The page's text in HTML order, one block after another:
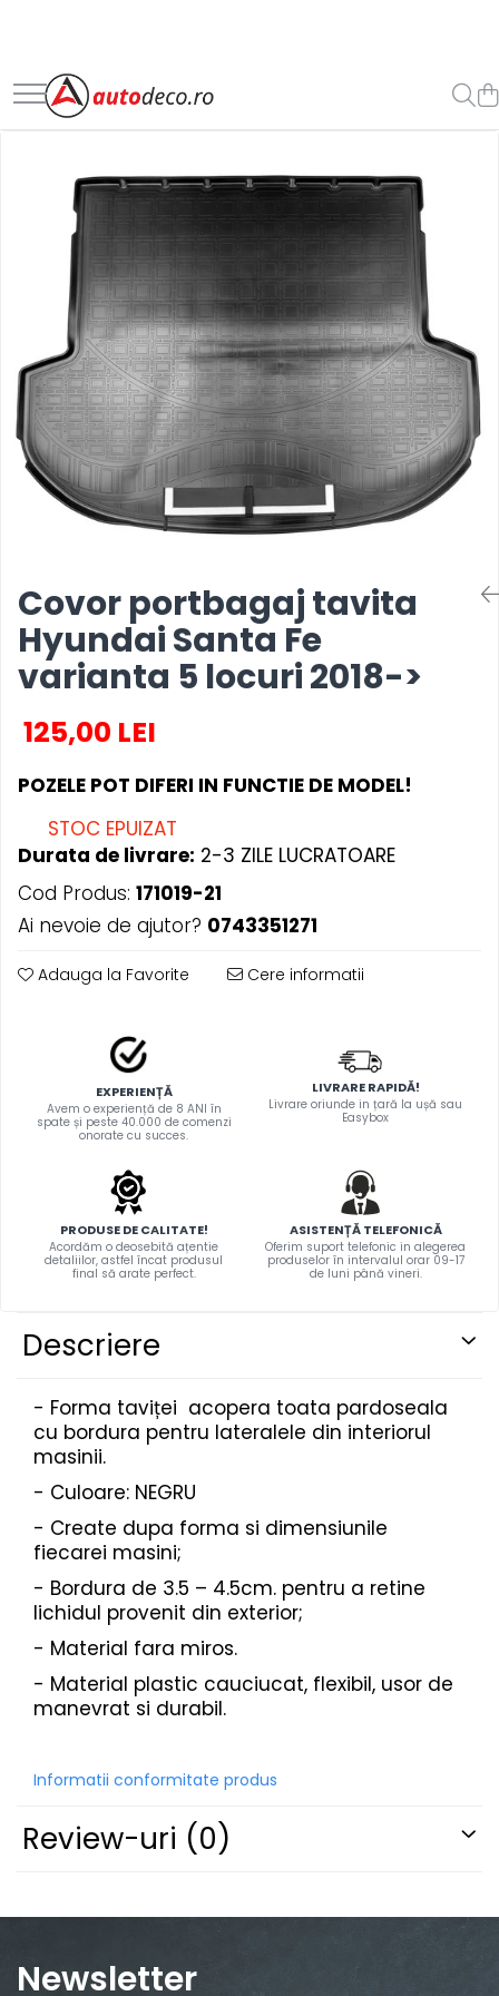
Toate Produsele
STICKERE AUTO
ALFA ROMEO
CHEVROLET
CITROEN
FIAT
FORD
HONDA
HYUNDAI
KIA
MAZDA
PEUGEOT
RENAULT
SEAT
SKODA
VOLVO
STALPI MARCI AUTO
TOP VANZARI
STICKERE PARBRIZ
STICKERE STALPI SI GEAM MIC
STICKERE CAMUFLAJ
STICKERE PENTRU FIRME
STICKERE CAMIOANE
MAN
RENAULT CAMIOANE
VOLVO CAMIOANE
STICKERE MOTO/ATV
18+ STICKER
BABY ON BOARD
DIVERSE
DRIFT
LOW STICKERS
PARASOLARE
PAUL WALKER STICKER
PENTRU FETE
PRODUSE IN TRENDING
SETURI STICKERE
STICKERE CAPAC REZERVOR
STICKERE JDM
STICKERE PRAGURI
Covor portbagaj tavita
Hyundai Santa Fe
varianta 5 locuri 2018->
125,00 LEI
POZELE POT DIFERI IN FUNCTIE DE MODEL!
STOC EPUIZAT
Durata de livrare: 2-3 ZILE LUCRATOARE
Cod Produs: 171019-21
Ai nevoie de ajutor? 0743351271
Adauga la Favorite Cere informatii
EXPERIENȚĂ
Avem o experiență de 8 ANI în
spate și peste 40.000 de comenzi
onorate cu succes.
LIVRARE RAPIDĂ!
Livrare oriunde in țară la ușă sau
Easybox
PRODUSE DE CALITATE!
Acordăm o deosebită ațentie
detaliilor, astfel încat produsul
final să arate perfect.
ASISTENȚĂ TELEFONICĂ
Oferim suport telefonic in alegerea
produselor în intervalul orar 09-17
de luni până vineri.
Descriere
- Forma taviței acopera toata pardoseala
cu bordura pentru lateralele din interiorul
masinii.
- Culoare: NEGRU
- Create dupa forma si dimensiunile
fiecarei masini;
- Bordura de 3.5 – 4.5cm. pentru a retine
lichidul provenit din exterior;
- Material fara miros.
- Material plastic cauciucat, flexibil, usor de
manevrat si durabil.
Informatii conformitate produs
Review-uri (0)
Newsletter